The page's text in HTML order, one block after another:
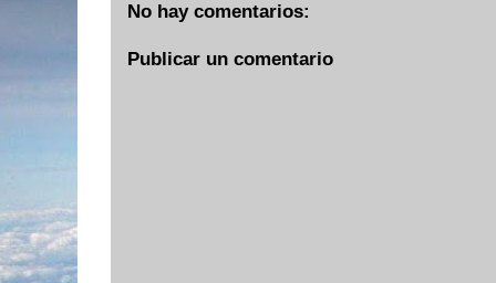
No hay comentarios:
Publicar un comentario